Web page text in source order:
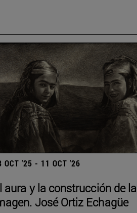
OCT '25 - 11 OCT '26
aura y la construcción de la
José Ortiz Echagüe